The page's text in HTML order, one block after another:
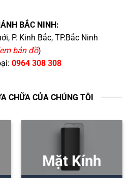
BẮC NINH:
P. Kinh Bắc, TP.Bắc Ninh
bản đồ)
0964 308 308
CHỮA CỦA CHÚNG TÔI
Mặt Kính